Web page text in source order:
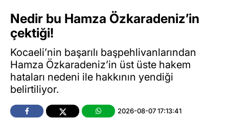
Nedir bu Hamza Özkaradeniz’in
çektiği!
Kocaeli’nin başarılı başpehlivanlarından
Hamza Özkaradeniz’in üst üste hakem
hataları nedeni ile hakkının yendiği
belirtiliyor.
2026-08-07 17:13:41